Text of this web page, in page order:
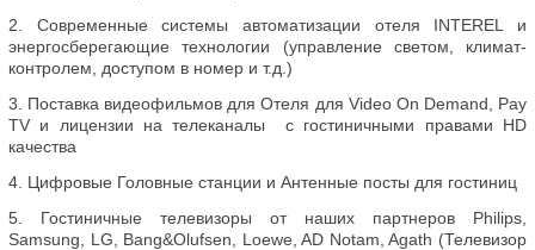
Современные системы автоматизации отеля INTEREL и
энергосберегающие технологии (управление светом, климат-
контролем, доступом в номер и т.д.)
Поставка видеофильмов для Отеля для Video On Demand, Pay
TV и лицензии на телеканалы с гостиничными правами HD
качества
Цифровые Головные станции и Антенные посты для гостиниц
Гостиничные телевизоры от наших партнеров Philips,
Samsung, LG, Bang&Olufsen, Loewe, AD Notam, Agath (Телевизор